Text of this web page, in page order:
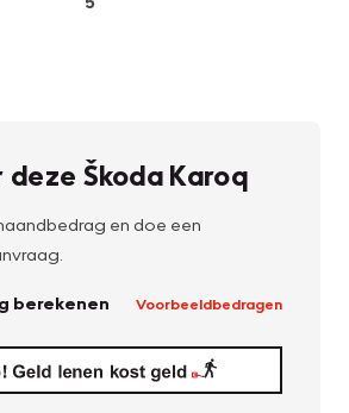
deze Škoda Karoq
en doe een
berekenen Voorbeeldbedragen